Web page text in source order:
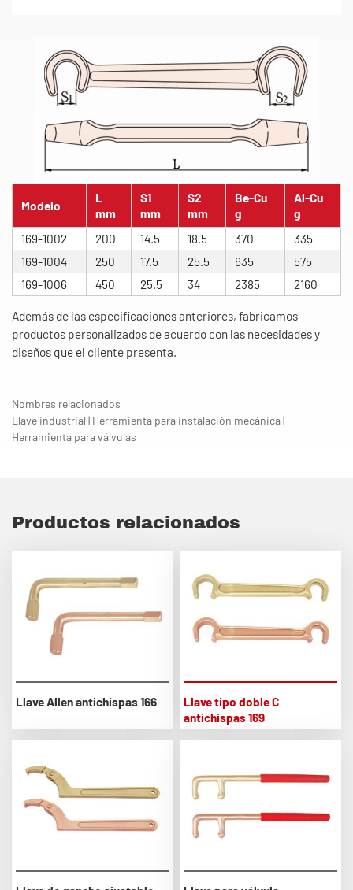
Modelo
L
mm
S1
mm
S2
mm
Be-Cu
g
Al-Cu
g
169-1002
200 14.5 18.5 370
335
169-1004
250 17.5 25.5 635
575
169-1006
450 25.5 34 2385 2160
Además de las especificaciones anteriores, fabricamos
productos personalizados de acuerdo con las necesidades y
diseños que el cliente presenta.
Nombres relacionados
Llave industrial | Herramienta para instalación mecánica |
Herramienta para válvulas
Productos relacionados
Llave Allen antichispas 166
Llave tipo doble C
antichispas 169